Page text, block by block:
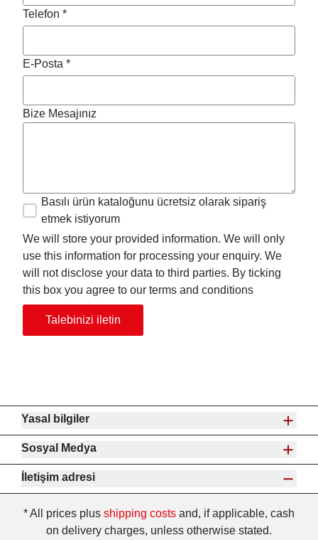
Telefon *
E-Posta *
Bize Mesajınız
Basılı ürün kataloğunu ücretsiz olarak sipariş
etmek istiyorum
We will store your provided information. We will only
use this information for processing your enquiry. We
will not disclose your data to third parties. By ticking
this box you agree to our terms and conditions
Talebinizi iletin
Yasal bilgiler
Sosyal Medya
İletişim adresi
* All prices plus shipping costs and, if applicable, cash
on delivery charges, unless otherwise stated.